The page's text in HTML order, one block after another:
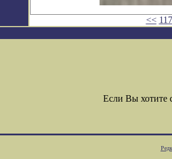
<<
Если Вы хотите